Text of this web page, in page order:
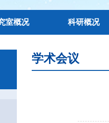
室概况 科研概况
学术会议